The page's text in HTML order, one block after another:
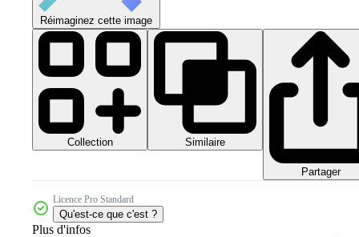
Réimaginez cette image
Collection Similaire
Partager
Licence Pro Standard
Qu'est-ce que c'est ?
Plus d'infos